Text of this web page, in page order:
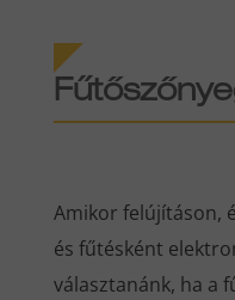
Amikor felújításon,
és fűtésként
választanánk, ha a